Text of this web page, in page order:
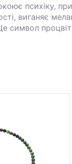
психіку,
виганяє
символ